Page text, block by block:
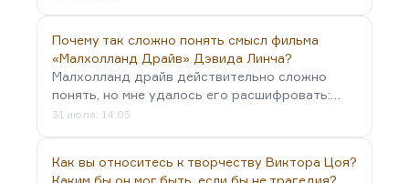
Почему так сложно понять смысл фильма
«Малхолланд Драйв» Дэвида Линча?
Малхолланд драйв действительно сложно
понять, но мне удалось его расшифровать:…
31 июля, 14:05
Как вы относитесь к творчеству Виктора Цоя?
Каким бы он мог быть, если бы не трагедия?